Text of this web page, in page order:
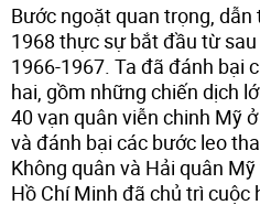
Bước ngoặt quan trọng,
1968 thực sự bắt đầu từ
1966-1967. Ta đã đánh bại
hai, gồm những chiến dịch
40 vạn quân viễn chinh Mỹ
và đánh bại các bước leo
Không quân và Hải quân
Hồ Chí Minh đã chủ trì cuộc